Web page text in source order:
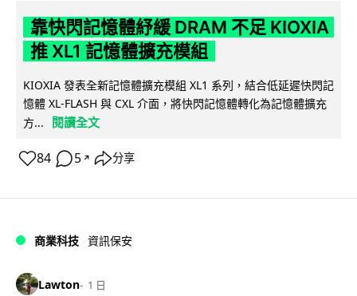
靠快閃記憶體紓緩 DRAM 不足 KIOXIA
推 XL1 記憶體擴充模組
KIOXIA 發表全新記憶體擴充模組 XL1 系列，結合低延遲快閃記
憶體 XL-FLASH 與 CXL 介面，將快閃記憶體轉化為記憶體擴充
方...
閱讀全文
84 5 ↗ 分享
商業科技 資訊保安
Lawton 1 日